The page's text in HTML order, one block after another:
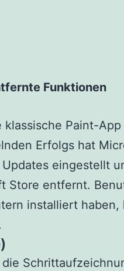
Funktionen
klassische Paint-App
Erfolgs hat
eingestellt
Store entfernt.
installiert haben,